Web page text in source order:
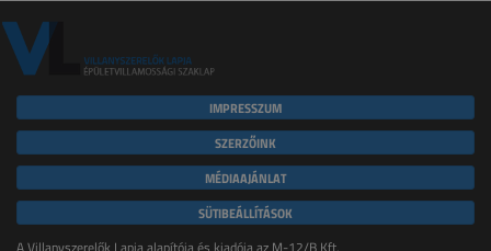
IMPRESSZUM
SZERZŐINK
MÉDIAAJÁNLAT
SÜTIBEÁLLÍTÁSOK